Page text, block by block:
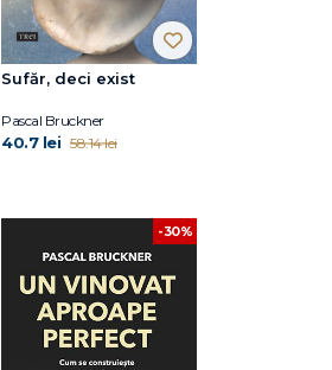
Sufăr, deci exist
Pascal Bruckner
40.7 lei 58.14 lei
-30%